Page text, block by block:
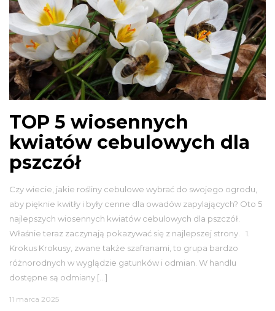
TOP 5 wiosennych
kwiatów cebulowych dla
pszczół
Czy wiecie, jakie rośliny cebulowe wybrać do swojego ogrodu,
aby pięknie kwitły i były cenne dla owadów zapylających? Oto 5
najlepszych wiosennych kwiatów cebulowych dla pszczół.
Właśnie teraz zaczynają pokazywać się z najlepszej strony. 1.
Krokus Krokusy, zwane także szafranami, to grupa bardzo
różnorodnych w wyglądzie gatunków i odmian. W handlu
dostępne są odmiany […]
11 marca 2025